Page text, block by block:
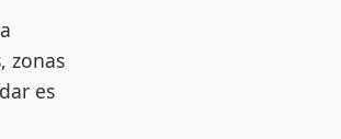
zonas
es